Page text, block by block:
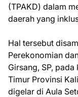
(TPAKD) dalam
daerah yang
Hal tersebut
Perekonomian
Girsang, SP,
Timur Provinsi
digelar di Aula